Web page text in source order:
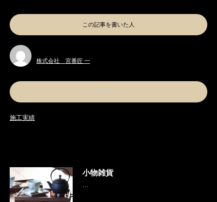
この記事を書いた人
株式会社 宮番匠 一
カテゴリー
施工実績
小物雑貨
…